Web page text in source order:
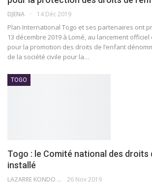
DJENA 14 Déc 2019
Plan International Togo et ses partenaires ont
13 décembre 2019 à Lomé, au lancement
pour la promotion des droits de l’enfant
de la société civile pour la…
TOGO
Togo : le Comité national des droits
installé
LAZARRE KONDO TOKPOVI 26 Nov 2019